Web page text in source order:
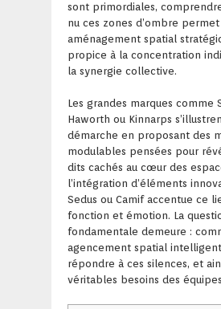
sont primordiales,
nu ces zones d’ombre
aménagement spatial
propice à la concentration
la synergie collective.
Les grandes marques comme
Haworth ou Kinnarps
démarche en proposant des
modulables pensées pour
dits cachés au cœur des
l’intégration d’éléments
Sedus ou Camif accentue ce
fonction et émotion. La
fondamentale demeure :
agencement spatial
répondre à ces silences, et
véritables besoins des